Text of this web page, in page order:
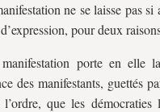
ne se laisse pas si
pour deux
porte en elle
des manifestants, guettés
que les démocraties